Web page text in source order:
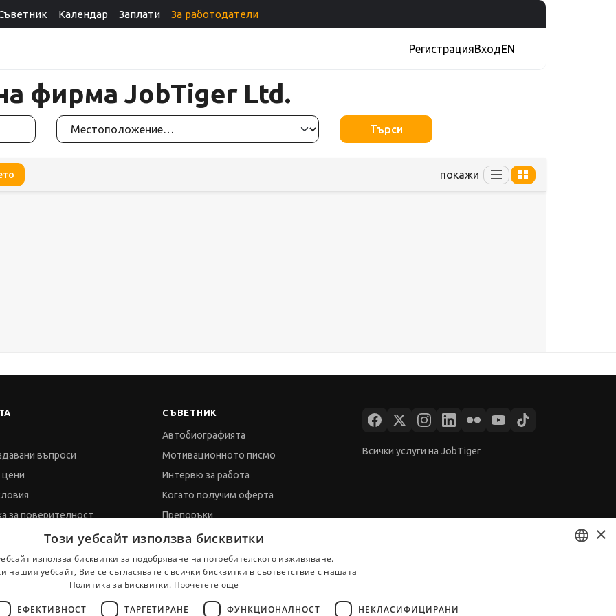
Календар Заплати За работодатели
РегистрацияВходEN
фирма JobTiger Ltd.
Търси
покажи
въпроси
цени
за поверителност
за бисквитките
на данни
СЪВЕТНИК
Автобиографията
Мотивационното писмо
Интервю за работа
Когато получим оферта
Препоръки
Vihra AI
За новодошли
Всички услуги на JobTiger
×
Този уебсайт използва бисквитки
използва бисквитки за подобряване на потребителското изживяване.
нашия уебсайт, Вие се съгласявате с всички бисквитки в съответствие с нашата
Политика за Бисквитки. Прочетете още
ЕФЕКТИВНОСТ ТАРГЕТИРАНЕ ФУНКЦИОНАЛНОСТ НЕКЛАСИФИЦИРАНИ